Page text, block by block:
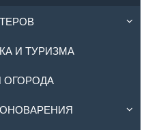
И ТУРИЗМА
ОГОРОДА